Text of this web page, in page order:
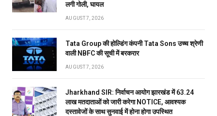
लगी गोली, घायल
AUGUST 7, 2026
Tata Group की होल्डिंग कंपनी Tata Sons उच्च श्रेणी
वाली NBFC की सूची में बरकरार
AUGUST 7, 2026
Jharkhand SIR: निर्वाचन आयोग झारखंड में 63.24
लाख मतदाताओं को जारी करेगा NOTICE, आवश्यक
दस्तावेजों के साथ सुनवाई में होना होगा उपस्थित